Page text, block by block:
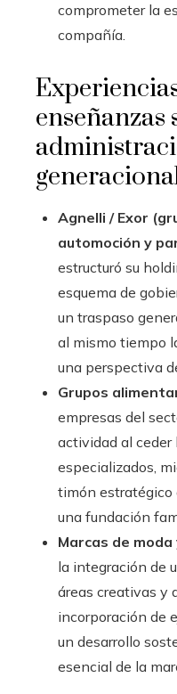
comprometer la
compañía.
enseñanzas
Agnelli / Exor
automoción y
estructuró su
esquema de
un traspaso
al mismo tiempo
una perspectiva
Grupos
empresas del
actividad al ceder
especializados,
timón estratégico
una fundación
Marcas de moda
la integración de
áreas creativas y
incorporación de
un desarrollo
esencial de la